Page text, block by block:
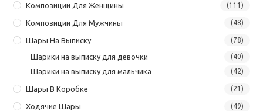
Композиции Для Женщины (111)
Композиции Для Мужчины (48)
Шары На Выписку (78)
Шарики на выписку для девочки (40)
Шарики на выписку для мальчика (42)
Шары В Коробке (21)
Ходячие Шары (49)